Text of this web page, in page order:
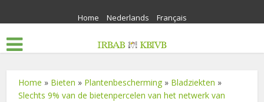
Home Nederlands Français
Home » Bieten » Plantenbescherming » Bladziekten »
Slechts 9% van de bietenpercelen van het netwerk van